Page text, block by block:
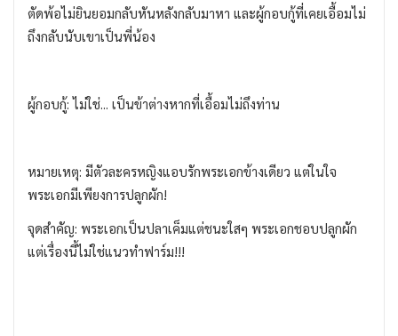
ตัดพ้อไม่ยินยอมกลับหันหลังกลับมาหา และผู้กอบกู้ที่เคยเอื้อมไม่
ถึงกลับนับเขาเป็นพี่น้อง
ผู้กอบกู้: ไม่ใช่... เป็นข้าต่างหากที่เอื้อมไม่ถึงท่าน
หมายเหตุ: มีตัวละครหญิงแอบรักพระเอกข้างเดียว แต่ในใจ
พระเอกมีเพียงการปลูกผัก!
จุดสำคัญ: พระเอกเป็นปลาเค็มแต่ชนะใสๆ พระเอกชอบปลูกผัก
แต่เรื่องนี้ไม่ใช่แนวทำฟาร์ม!!!